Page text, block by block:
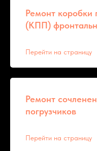
Ремонт коробки
(КПП)
Перейти на страницу
Ремонт
погрузчиков
Перейти на страницу